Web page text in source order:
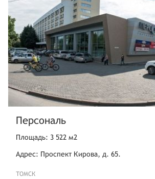
Персональ
Площадь: 3 522 м2
Адрес: Проспект Кирова, д. 65.
ТОМСК